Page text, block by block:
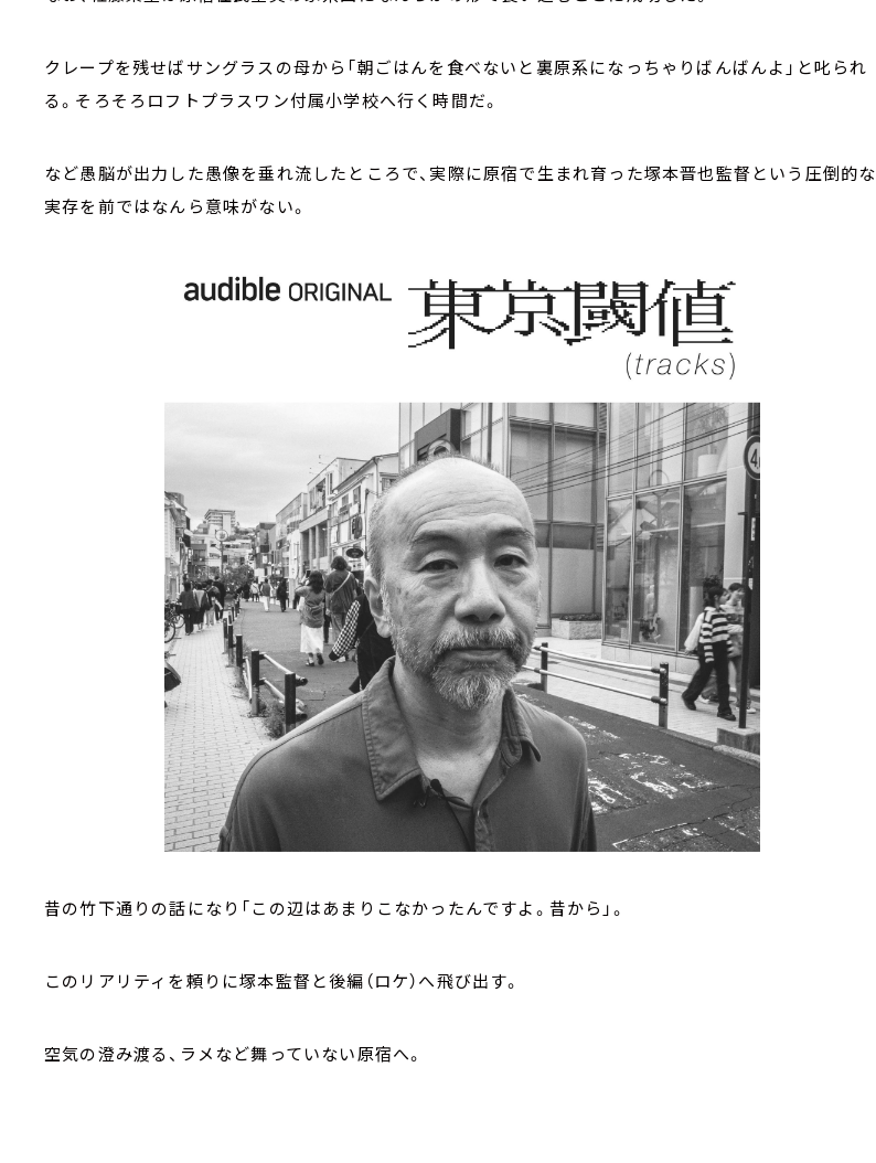
クレープを残せばサングラスの母から「朝ごはんを食べないと裏原系になっちゃりばんばんよ」と叱られ
る。そろそろロフトプラスワン付属小学校へ行く時間だ。
など愚脳が出力した愚像を垂れ流したところで、実際に原宿で生まれ育った塚本晋也監督という圧倒的な
実存を前ではなんら意味がない。
昔の竹下通りの話になり「この辺はあまりこなかったんですよ。昔から」。
このリアリティを頼りに塚本監督と後編（ロケ）へ飛び出す。
空気の澄み渡る、ラメなど舞っていない原宿へ。